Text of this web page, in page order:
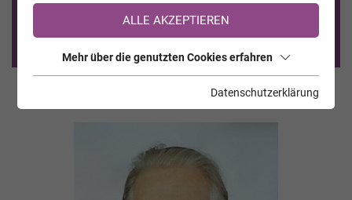
Sie sind noch nicht auf TrauerHilfe.it registriert?
>> zur kostenlosen Registrierung <<
ALLE AKZEPTIEREN
Mehr über die genutzten Cookies erfahren
Datenschutzerklärung